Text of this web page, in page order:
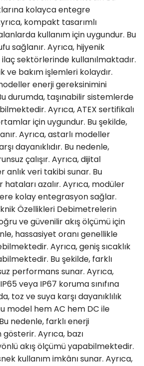
kolayca entegre
kompakt tasarımlı
kullanım için uygundur. Bu
sağlanır. Ayrıca, hijyenik
sektörlerinde kullanılmaktadır.
ve bakım işlemleri kolaydır.
enerji gereksinimini
durumda, taşınabilir sistemlerde
Ayrıca, ATEX sertifikalı
için uygundur. Bu şekilde,
Ayrıca, astarlı modeller
dayanıklıdır. Bu nedenle,
çalışır. Ayrıca, dijital
veri takibi sunar. Bu
azalır. Ayrıca, modüler
kolay entegrasyon sağlar.
Özellikleri Debimetrelerin
ve güvenilir akış ölçümü için
hassasiyet oranı genellikle
Ayrıca, geniş sıcaklık
Bu şekilde, farklı
performans sunar. Ayrıca,
veya IP67 koruma sınıfına
toz ve suya karşı dayanıklılık
model hem AC hem DC ile
nedenle, farklı enerji
Ayrıca, bazı
akış ölçümü yapabilmektedir.
kullanım imkânı sunar. Ayrıca,